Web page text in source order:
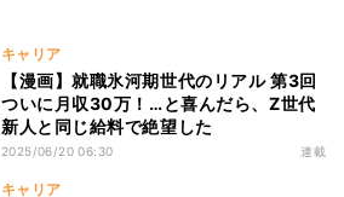
キャリア
【漫画】就職氷河期世代のリアル 第3回
ついに月収30万！…と喜んだら、Z世代
新人と同じ給料で絶望した
2025/06/20 06:30 連載
キャリア